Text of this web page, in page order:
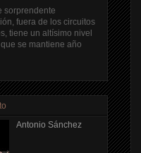
sorprendente
fuera de los circuitos
tiene un altísimo nivel
se mantiene año
Antonio Sánchez